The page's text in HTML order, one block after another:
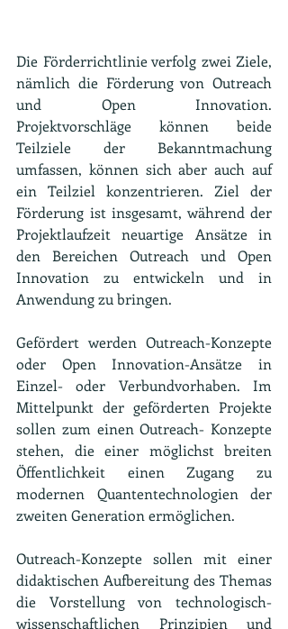
Die Förderrichtlinie verfolg zwei Ziele,
nämlich die Förderung von Outreach
und Open Innovation.
Projektvorschläge können beide
Teilziele der Bekanntmachung
umfassen, können sich aber auch auf
ein Teilziel konzentrieren. Ziel der
Förderung ist insgesamt, während der
Projektlaufzeit neuartige Ansätze in
den Bereichen Outreach und Open
Innovation zu entwickeln und in
Anwendung zu bringen.
Gefördert werden Outreach-Konzepte
oder Open Innovation-Ansätze in
Einzel- oder Verbundvorhaben. Im
Mittelpunkt der geförderten Projekte
sollen zum einen Outreach- Konzepte
stehen, die einer möglichst breiten
Öffentlichkeit einen Zugang zu
modernen Quantentechnologien der
zweiten Generation ermöglichen.
Outreach-Konzepte sollen mit einer
didaktischen Aufbereitung des Themas
die Vorstellung von technologisch-
wissenschaftlichen Prinzipien und